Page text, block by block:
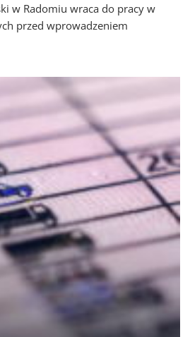
w Radomiu wraca do pracy w
przed wprowadzeniem